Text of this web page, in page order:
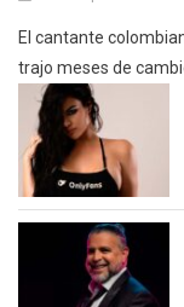
El cantante
trajo meses de